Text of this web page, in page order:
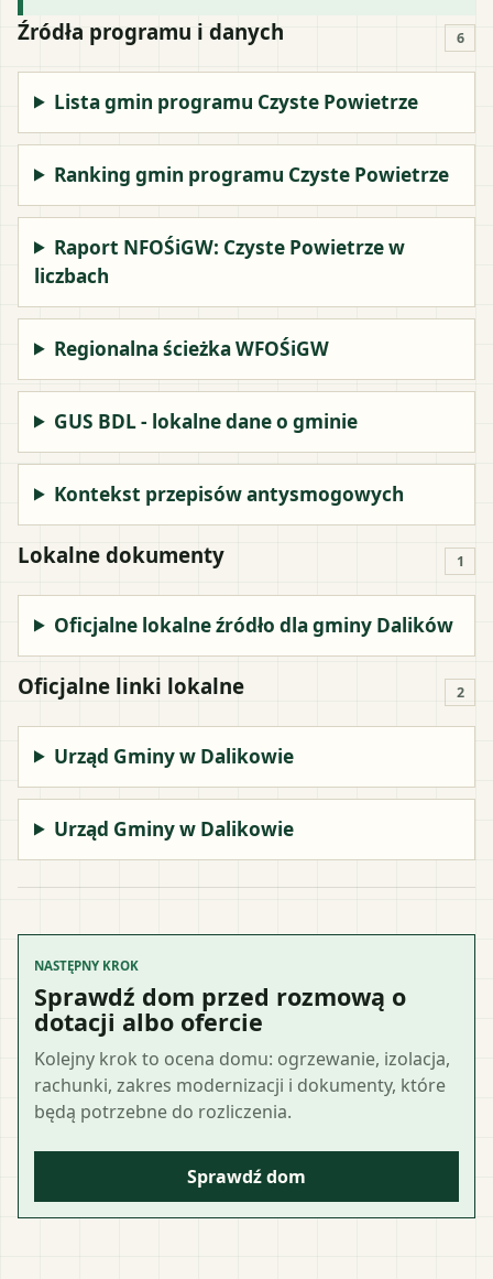
Źródła programu i danych 6
Lista gmin programu Czyste Powietrze
Ranking gmin programu Czyste Powietrze
Raport NFOŚiGW: Czyste Powietrze w
liczbach
Regionalna ścieżka WFOŚiGW
GUS BDL - lokalne dane o gminie
Kontekst przepisów antysmogowych
Lokalne dokumenty 1
Oficjalne lokalne źródło dla gminy Dalików
Oficjalne linki lokalne 2
Urząd Gminy w Dalikowie
Urząd Gminy w Dalikowie
NASTĘPNY KROK
Sprawdź dom przed rozmową o
dotacji albo ofercie
Kolejny krok to ocena domu: ogrzewanie, izolacja,
rachunki, zakres modernizacji i dokumenty, które
będą potrzebne do rozliczenia.
Sprawdź dom